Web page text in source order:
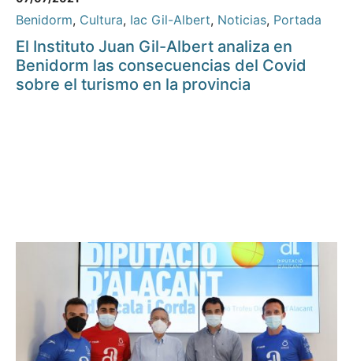
Benidorm, Cultura, Iac Gil-Albert, Noticias, Portada
El Instituto Juan Gil-Albert analiza en
Benidorm las consecuencias del Covid
sobre el turismo en la provincia